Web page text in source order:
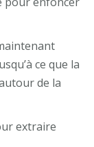
ce que la
de la
extraire